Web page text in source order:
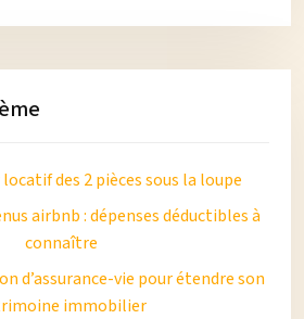
des 2 pièces sous la loupe
airbnb : dépenses déductibles à
connaître
d’assurance-vie pour étendre son
immobilier